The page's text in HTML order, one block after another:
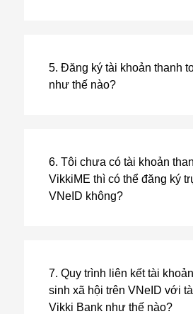
5. Đăng ký tài khoản thanh
như thế nào?
6. Tôi chưa có tài khoản
VikkiME thì có thể đăng ký
VNeID không?
7. Quy trình liên kết tài
sinh xã hội trên VNeID với
Vikki Bank như thế nào?